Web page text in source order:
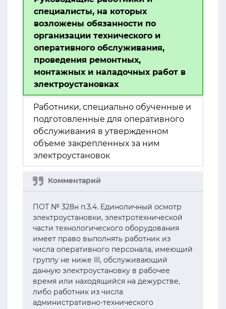
специалисты, на которых
возложены обязанности по
организации технического и
оперативного обслуживания,
проведения ремонтных,
монтажных и наладочных работ в
электроустановках
Работники, специально обученные и
подготовленные для оперативного
обслуживания в утвержденном
объеме закрепленных за ним
электроустановок
ПОТ № 328н п.3.4. Единоличный осмотр
электроустановки, электротехнической
части технологического оборудования
имеет право выполнять работник из
числа оперативного персонала, имеющий
группу не ниже III, обслуживающий
данную электроустановку в рабочее
время или находящийся на дежурстве,
либо работник из числа
административно-технического